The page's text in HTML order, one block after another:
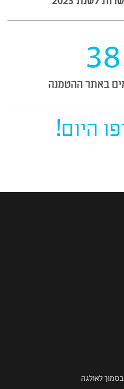
באתר ההטמנה
היום!
לאולגה